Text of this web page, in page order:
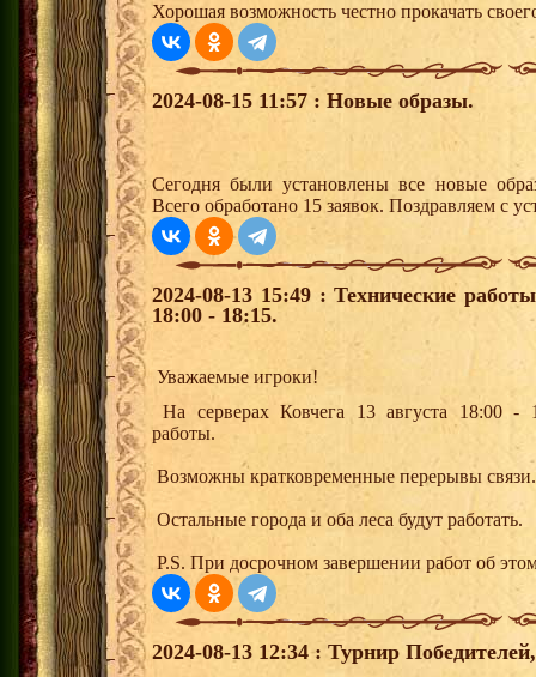
Хорошая возможность честно прокачать
2024-08-15 11:57 : Новые образы.
Сегодня были установлены все новые
Всего обработано 15 заявок. Поздравляем с
2024-08-13 15:49 : Технические
18:00 - 18:15.
Уважаемые игроки!
На серверах Ковчега 13 августа 18:00 -
работы.
Возможны кратковременные перерывы связи.
Остальные города и оба леса будут работать.
P.S. При досрочном завершении работ об
2024-08-13 12:34 : Турнир